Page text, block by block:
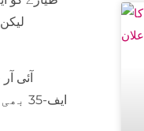
آئی